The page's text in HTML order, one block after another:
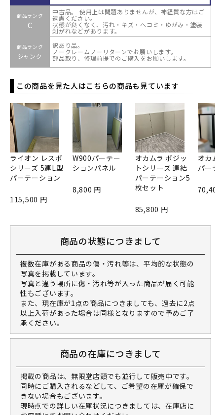
商品ランク
C
中古品。 使用上は問題ありませんが、神経質な方はご
遠慮ください。
状態が良くなく、汚れ・キズ・ヘコミ・ゆがみ・塗装
剥がれなどがあります。
商品ランク
ジャンク
訳あり品。
ノークレームノーリターンでお願いします。
部品取り、修理前提でのご購入をお願いします。
この商品を見た人はこちらの商品も見ています
ライオン レスポ
シリーズ 5連L型
パーテーション
115,500 円
W900パーテー
ションパネル
8,800 円
オカムラ ポジッ
トシリーズ 連結
パーテーション5
枚セット
85,800 円
オカ
パー
商品の状態につきまして
複数在庫がある商品の傷・汚れ等は、平均的な状態の
写真を掲載しています。
写真と違う場所に傷・汚れ等が入った商品が届く可能
性もございます。
また、現在庫が1点の商品につきましても、過去に2点
以上入荷があった場合は同様となりますので予めご了
承ください。
商品の在庫につきまして
掲載の商品は、無限堂店頭でも並行して販売中です。
同時にご購入されるなどして、ご希望の在庫が確保で
きない場合もございます。
現時点での詳しい在庫状況につきましては、在庫店に